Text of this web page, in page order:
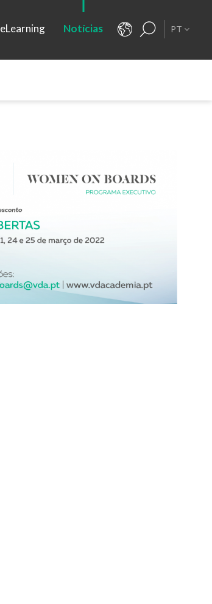
eLearning Notícias PT